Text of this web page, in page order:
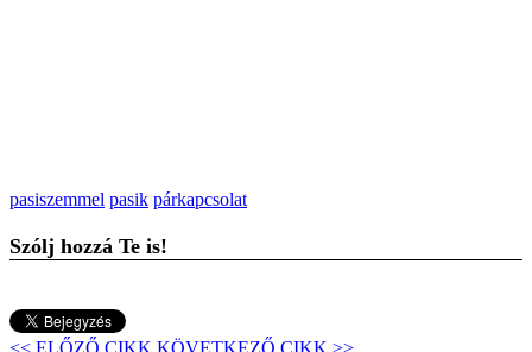
pasiszemmel pasik párkapcsolat
Szólj hozzá Te is!